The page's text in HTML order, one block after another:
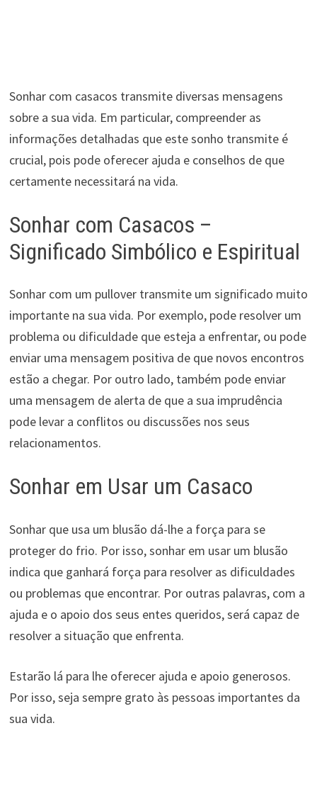
Sonhar com casacos transmite diversas mensagens
sobre a sua vida. Em particular, compreender as
informações detalhadas que este sonho transmite é
crucial, pois pode oferecer ajuda e conselhos de que
certamente necessitará na vida.
Sonhar com Casacos –
Significado Simbólico e Espiritual
Sonhar com um pullover transmite um significado muito
importante na sua vida. Por exemplo, pode resolver um
problema ou dificuldade que esteja a enfrentar, ou pode
enviar uma mensagem positiva de que novos encontros
estão a chegar. Por outro lado, também pode enviar
uma mensagem de alerta de que a sua imprudência
pode levar a conflitos ou discussões nos seus
relacionamentos.
Sonhar em Usar um Casaco
Sonhar que usa um blusão dá-lhe a força para se
proteger do frio. Por isso, sonhar em usar um blusão
indica que ganhará força para resolver as dificuldades
ou problemas que encontrar. Por outras palavras, com a
ajuda e o apoio dos seus entes queridos, será capaz de
resolver a situação que enfrenta.
Estarão lá para lhe oferecer ajuda e apoio generosos.
Por isso, seja sempre grato às pessoas importantes da
sua vida.